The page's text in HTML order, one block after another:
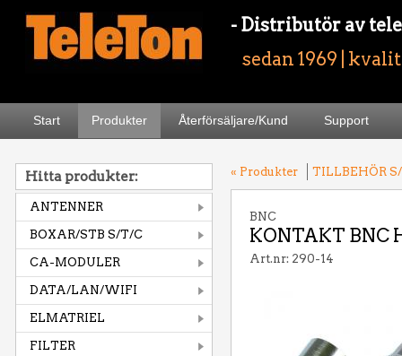
- Distributör av
sedan 1969 |
Start Produkter Återförsäljare/Kund Support
Hitta produkter:
ANTENNER
BOXAR/STB S/T/C
CA-MODULER
DATA/LAN/WIFI
ELMATRIEL
FILTER
« Produkter TILLBEHÖR
BNC
KONTAKT BNC
Art.nr: 290-14